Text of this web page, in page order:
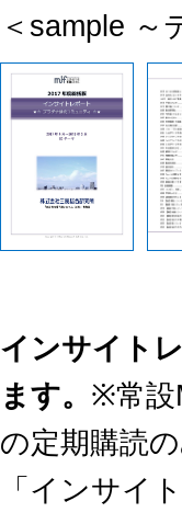
＜sample ～
インサイト
ます。 ※常設
の定期購読
「インサイ